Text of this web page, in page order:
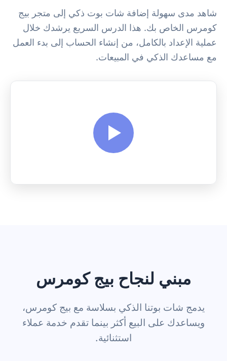
شاهد مدى سهولة إضافة شات بوت ذكي إلى متجر بيج
كومرس الخاص بك. هذا الدرس السريع يرشدك خلال
عملية الإعداد بالكامل، من إنشاء الحساب إلى بدء العمل
مع مساعدك الذكي في المبيعات.
مبني لنجاح بيج كومرس
يدمج شات بوتنا الذكي بسلاسة مع بيج كومرس،
ويساعدك على البيع أكثر بينما تقدم خدمة عملاء
استثنائية.